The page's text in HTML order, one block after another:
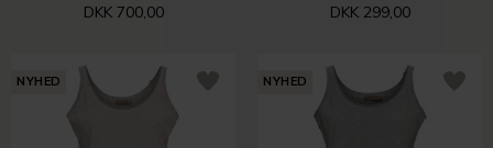
DKK 700,00
DKK 299,00
NYHED NYHED